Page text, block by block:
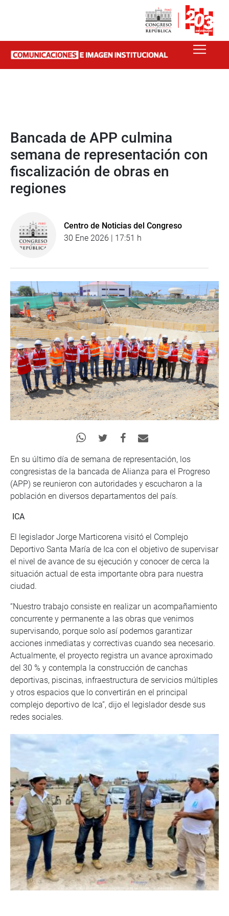
Bancada de APP culmina
semana de representación con
fiscalización de obras en
regiones
Centro de Noticias del Congreso
30 Ene 2026 | 17:51 h
En su último día de semana de representación, los
congresistas de la bancada de Alianza para el Progreso
(APP) se reunieron con autoridades y escucharon a la
población en diversos departamentos del país.
ICA
El legislador Jorge Marticorena visitó el Complejo
Deportivo Santa María de Ica con el objetivo de supervisar
el nivel de avance de su ejecución y conocer de cerca la
situación actual de esta importante obra para nuestra
ciudad.
“Nuestro trabajo consiste en realizar un acompañamiento
concurrente y permanente a las obras que venimos
supervisando, porque solo así podemos garantizar
acciones inmediatas y correctivas cuando sea necesario.
Actualmente, el proyecto registra un avance aproximado
del 30 % y contempla la construcción de canchas
deportivas, piscinas, infraestructura de servicios múltiples
y otros espacios que lo convertirán en el principal
complejo deportivo de Ica”, dijo el legislador desde sus
redes sociales.